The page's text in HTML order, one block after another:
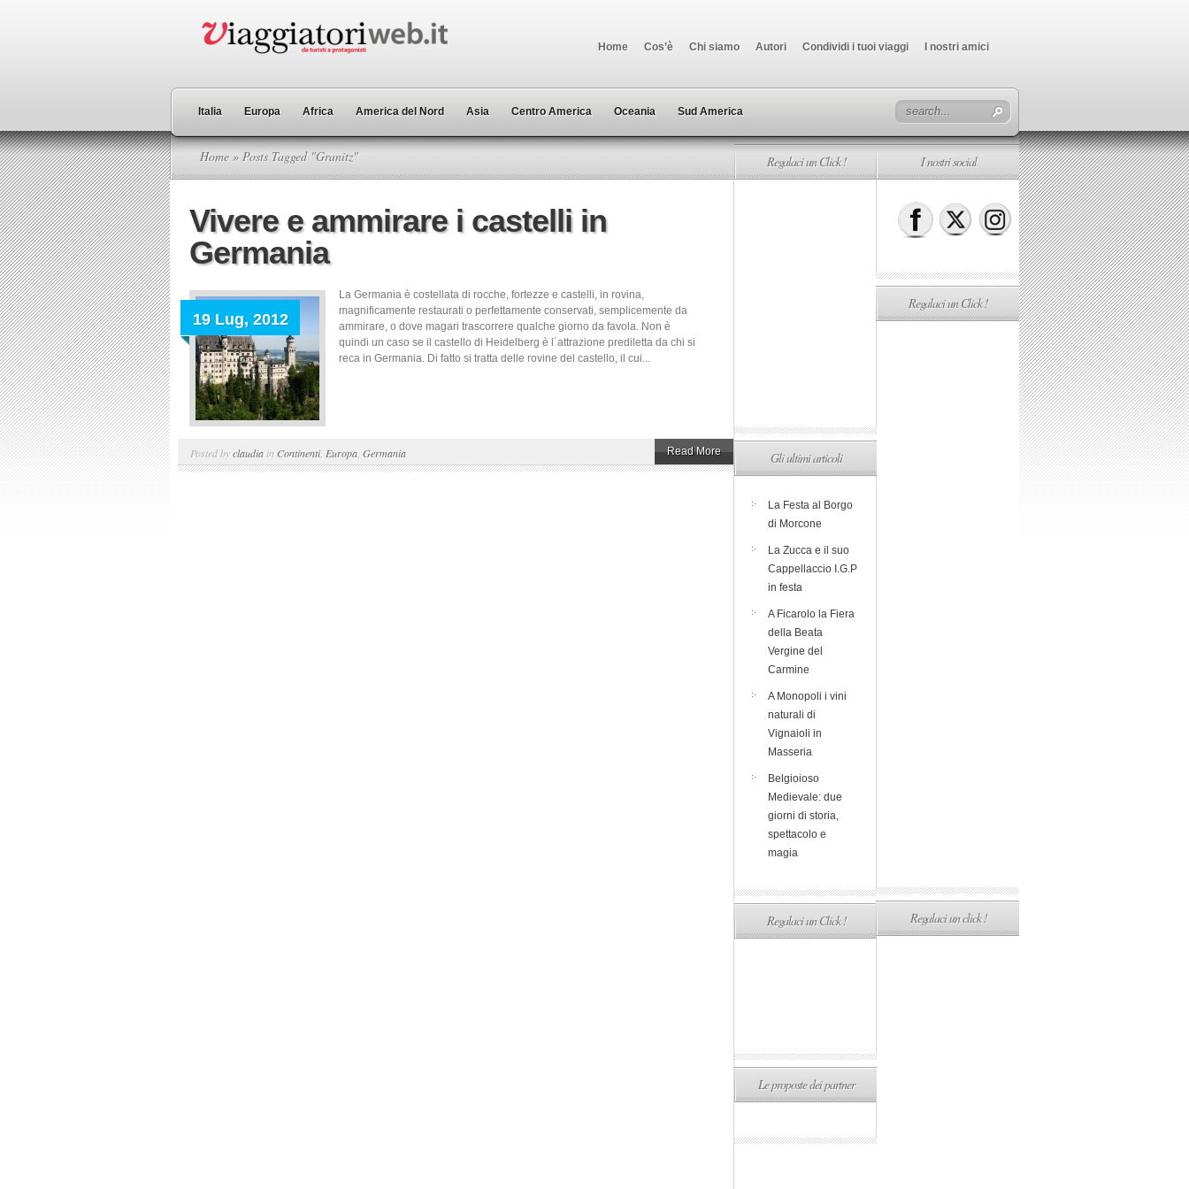
Home Cos’è Chi siamo Autori Condividi i tuoi viaggi I nostri amici
Italia Europa Africa America del Nord Asia Centro America Oceania Sud America
Home » Posts Tagged "Granitz"
Vivere e ammirare i castelli in
Germania
19 Lug, 2012
La Germania è costellata di rocche, fortezze e castelli, in rovina,
magnificamente restaurati o perfettamente conservati, semplicemente da
ammirare, o dove magari trascorrere qualche giorno da favola. Non è
quindi un caso se il castello di Heidelberg è l´attrazione prediletta da chi si
reca in Germania. Di fatto si tratta delle rovine del castello, il cui...
Posted byclaudia in Continenti, Europa Germania Read More
Regalaci un Click !
Gli ultimi articoli
La Festa al Borgo
di Morcone
La Zucca e il suo
Cappellaccio I.G.P
in festa
A Ficarolo la Fiera
della Beata
Vergine del
Carmine
A Monopoli i vini
naturali di
Vignaioli in
Masseria
Belgioioso
Medievale: due
giorni di storia,
spettacolo e
magia
Regalaci un Click !
Le proposte dei partner
I nostri social
Regalaci un Click !
Regalaci un click !